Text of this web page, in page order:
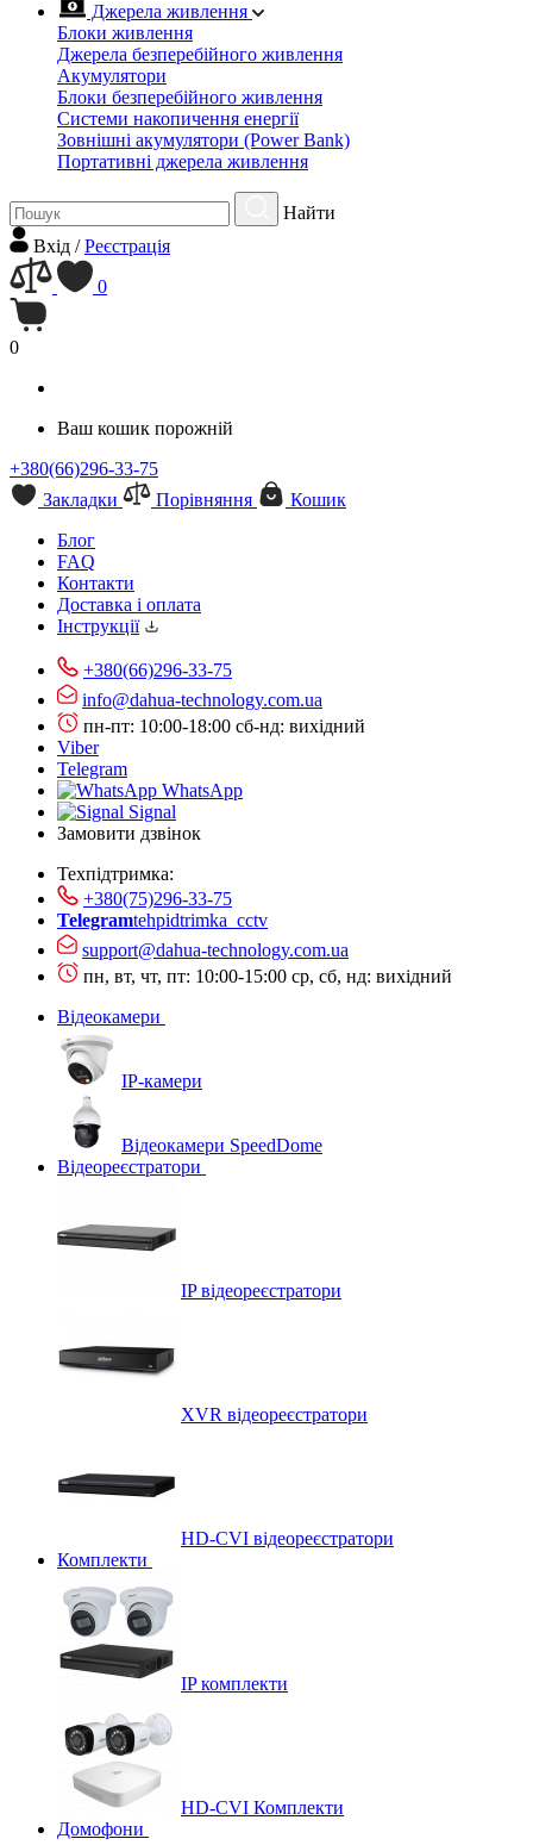
Джерела живлення
Блоки живлення
Джерела безперебійного живлення
Акумулятори
Блоки безперебійного живлення
Системи накопичення енергії
Зовнішні акумулятори (Power Bank)
Портативні джерела живлення
Найти
Вхiд /Реєстрація
0
0
Ваш кошик порожній
+380(66)296-33-75
Закладки
Порівняння
Кошик
Блог
FAQ
Контакти
Доставка і оплата
Інструкції
+380(66)296-33-75
info@dahua-technology.com.ua
пн-пт: 10:00-18:00 сб-нд: вихідний
Viber
Telegram
WhatsApp
Signal
Замовити дзвінок
Техпідтримка:
+380(75)296-33-75
Telegramtehpidtrimka_cctv
support@dahua-technology.com.ua
пн, вт, чт, пт: 10:00-15:00 ср, сб, нд: вихідний
Відеокамери
IP-камери
Відеокамери SpeedDome
Відеореєстратори
IP відеореєстратори
XVR відеореєстратори
HD-CVI відеореєстратори
Комплекти
IP комплекти
HD-CVI Комплекти
Домофони